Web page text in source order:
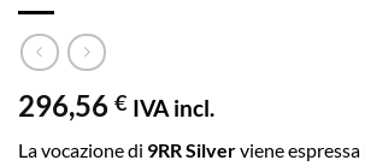
296,56 € IVA incl.
La vocazione di 9RR Silverviene